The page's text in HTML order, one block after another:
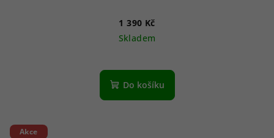
1 390 Kč
Skladem
Do košíku
Akce